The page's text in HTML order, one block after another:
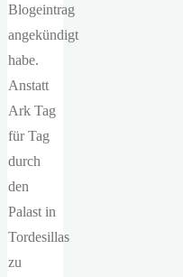
Blogeintrag
angekündigt
habe.
Anstatt
Ark Tag
für Tag
durch
den
Palast in
Tordesillas
zu